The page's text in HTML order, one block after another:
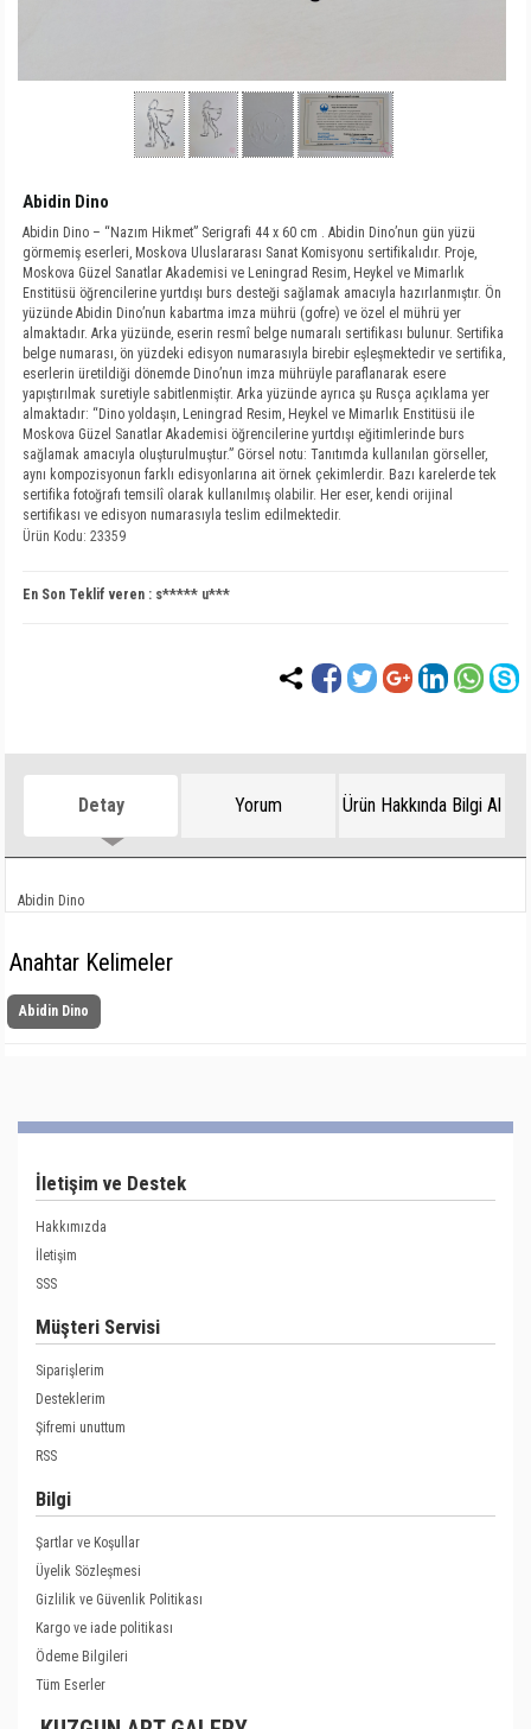
Abidin Dino
Abidin Dino – “Nazım Hikmet” Serigrafi 44 x 60 cm . Abidin Dino’nun gün yüzü
görmemiş eserleri, Moskova Uluslararası Sanat Komisyonu sertifikalıdır. Proje,
Moskova Güzel Sanatlar Akademisi ve Leningrad Resim, Heykel ve Mimarlık
Enstitüsü öğrencilerine yurtdışı burs desteği sağlamak amacıyla hazırlanmıştır. Ön
yüzünde Abidin Dino’nun kabartma imza mührü (gofre) ve özel el mührü yer
almaktadır. Arka yüzünde, eserin resmî belge numaralı sertifikası bulunur. Sertifika
belge numarası, ön yüzdeki edisyon numarasıyla birebir eşleşmektedir ve sertifika,
eserlerin üretildiği dönemde Dino’nun imza mührüyle paraflanarak esere
yapıştırılmak suretiyle sabitlenmiştir. Arka yüzünde ayrıca şu Rusça açıklama yer
almaktadır: “Dino yoldaşın, Leningrad Resim, Heykel ve Mimarlık Enstitüsü ile
Moskova Güzel Sanatlar Akademisi öğrencilerine yurtdışı eğitimlerinde burs
sağlamak amacıyla oluşturulmuştur.” Görsel notu: Tanıtımda kullanılan görseller,
aynı kompozisyonun farklı edisyonlarına ait örnek çekimlerdir. Bazı karelerde tek
sertifika fotoğrafı temsilî olarak kullanılmış olabilir. Her eser, kendi orijinal
sertifikası ve edisyon numarasıyla teslim edilmektedir.
Ürün Kodu: 23359
En Son Teklif veren : s***** u***
Detay Yorum Ürün Hakkında Bilgi Al
Abidin Dino
Anahtar Kelimeler
Abidin Dino
İletişim ve Destek
Hakkımızda
İletişim
SSS
Müşteri Servisi
Siparişlerim
Desteklerim
Şifremi unuttum
RSS
Bilgi
Şartlar ve Koşullar
Üyelik Sözleşmesi
Gizlilik ve Güvenlik Politikası
Kargo ve iade politikası
Ödeme Bilgileri
Tüm Eserler